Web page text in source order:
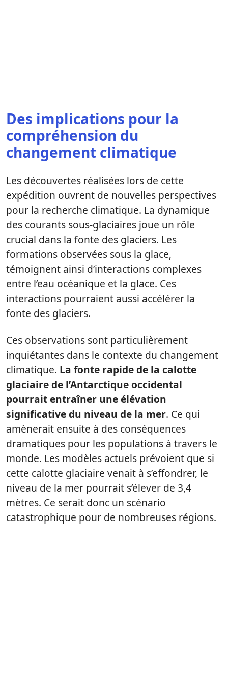
Des implications pour la
compréhension du
changement climatique
Les découvertes réalisées lors de cette
expédition ouvrent de nouvelles perspectives
pour la recherche climatique. La dynamique
des courants sous-glaciaires joue un rôle
crucial dans la fonte des glaciers. Les
formations observées sous la glace,
témoignent ainsi d’interactions complexes
entre l’eau océanique et la glace. Ces
interactions pourraient aussi accélérer la
fonte des glaciers.
Ces observations sont particulièrement
inquiétantes dans le contexte du changement
climatique. La fonte rapide de la calotte
glaciaire de l’Antarctique occidental
pourrait entraîner une élévation
significative du niveau de la mer. Ce qui
amènerait ensuite à des conséquences
dramatiques pour les populations à travers le
monde. Les modèles actuels prévoient que si
cette calotte glaciaire venait à s’effondrer, le
niveau de la mer pourrait s’élever de 3,4
mètres. Ce serait donc un scénario
catastrophique pour de nombreuses régions.